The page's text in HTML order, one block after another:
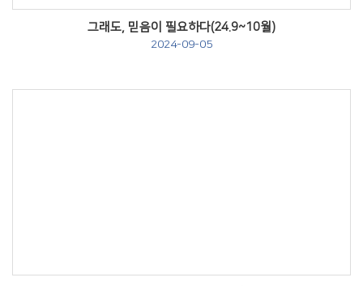
그래도, 믿음이 필요하다(24.9~10월)
2024-09-05